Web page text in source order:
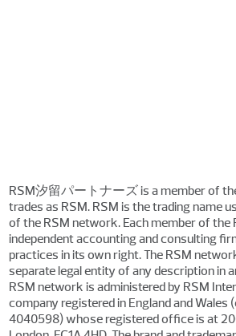
RSM汐留パートナーズ is a member of
trades as RSM. RSM is the trading name
of the RSM network. Each member of the
independent accounting and consulting
practices in its own right. The RSM
separate legal entity of any description in
RSM network is administered by RSM
company registered in England and Wales
4040598) whose registered office is at